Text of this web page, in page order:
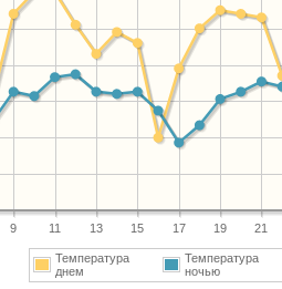
9 11 13 15 17 19 21
Температура
днем
Температура
ночью